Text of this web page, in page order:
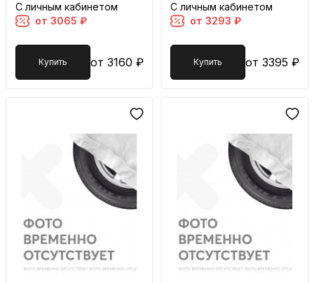
С личным кабинетом
от 3065 ₽
Купить от 3160 ₽
С личным кабинетом
от 3293 ₽
Купить от 3395 ₽